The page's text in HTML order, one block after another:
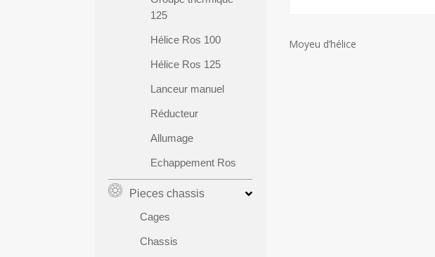
125
Hélice Ros 100
Hélice Ros 125
Lanceur manuel
Réducteur
Allumage
Echappement Ros
Pieces chassis
Cages
Chassis
Moyeu d’hélice